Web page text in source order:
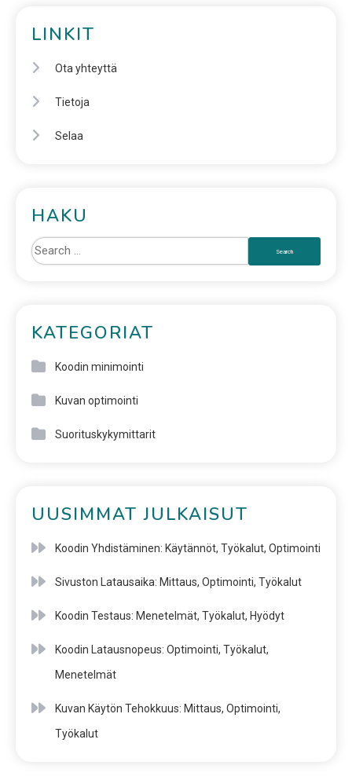
LINKIT
Ota yhteyttä
Tietoja
Selaa
HAKU
KATEGORIAT
Koodin minimointi
Kuvan optimointi
Suorituskykymittarit
UUSIMMAT JULKAISUT
Koodin Yhdistäminen: Käytännöt, Työkalut, Optimointi
Sivuston Latausaika: Mittaus, Optimointi, Työkalut
Koodin Testaus: Menetelmät, Työkalut, Hyödyt
Koodin Latausnopeus: Optimointi, Työkalut,
Menetelmät
Kuvan Käytön Tehokkuus: Mittaus, Optimointi,
Työkalut